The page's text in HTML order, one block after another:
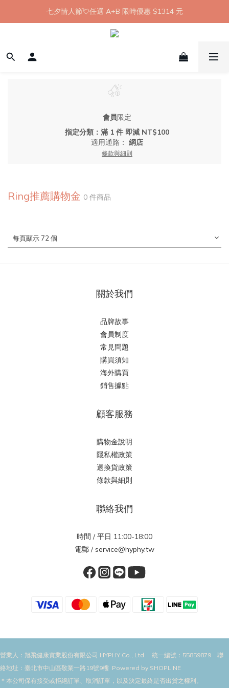
【8月限定】全館滿 1999 享 7-11 取貨不付款免運
七夕情人節💘任選 A+B 限時優惠 $1314 元
新會員首購 7-11 店到店免運 點我成為HYPHY Girl
【8月限定】全館滿 1999 享 7-11 取貨不付款免運
會員限定
指定分類：滿 1 件 即減 NT$100
適用通路： 網店
條款與細則
Ring推薦購物金 0 件商品
每頁顯示 72 個
關於我們
品牌故事
會員制度
常見問題
購買須知
海外購買
銷售據點
顧客服務
購物金說明
隱私權政策
退換貨政策
條款與細則
聯絡我們
時間 / 平日 11:00-18:00
電郵 / service@hyphy.tw
營業人：旭飛健康實業股份有限公司 HYPHY Co., Ltd 統一編號：55859879 聯
絡地址：臺北市中山區敬業一路19號9樓 Powered by SHOPLINE
＊本公司保有接受或拒絕訂單、取消訂單，以及決定最終是否出貨之權利。